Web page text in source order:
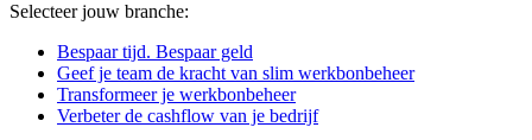
Selecteer jouw branche:
Bespaar tijd. Bespaar geld
Geef je team de kracht van slim werkbonbeheer
Transformeer je werkbonbeheer
Verbeter de cashflow van je bedrijf